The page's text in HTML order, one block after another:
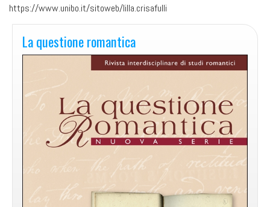
https://www.unibo.it/sitoweb/lilla.crisafulli
La questione romantica